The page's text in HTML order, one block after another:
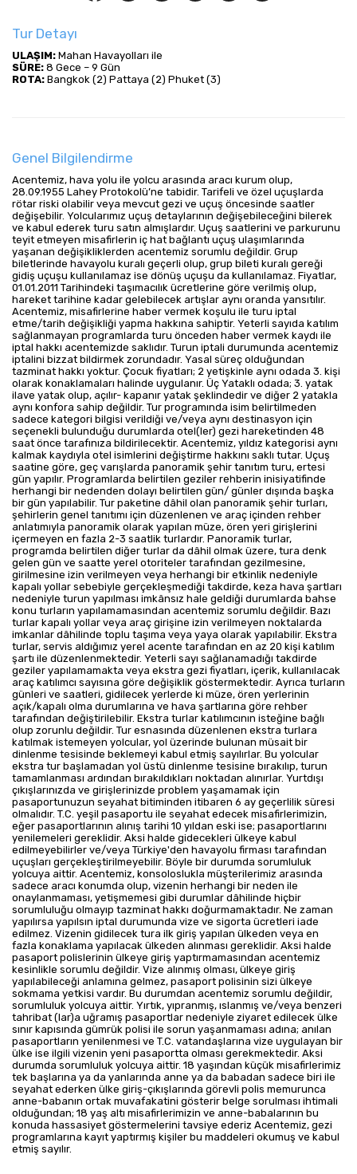
Tur Detayı
ULAŞIM: Mahan Havayolları ile
SÜRE: 8 Gece – 9 Gün
ROTA: Bangkok (2) Pattaya (2) Phuket (3)
Genel Bilgilendirme
Acentemiz, hava yolu ile yolcu arasında aracı kurum olup,
28.09.1955 Lahey Protokolü’ne tabidir. Tarifeli ve özel uçuşlarda
rötar riski olabilir veya mevcut gezi ve uçuş öncesinde saatler
değişebilir. Yolcularımız uçuş detaylarının değişebileceğini bilerek
ve kabul ederek turu satın almışlardır. Uçuş saatlerini ve parkurunu
teyit etmeyen misafirlerin iç hat bağlantı uçuş ulaşımlarında
yaşanan değişikliklerden acentemiz sorumlu değildir. Grup
biletlerinde havayolu kuralı geçerli olup, grup bileti kuralı gereği
gidiş uçuşu kullanılamaz ise dönüş uçuşu da kullanılamaz. Fiyatlar,
01.01.2011 Tarihindeki taşımacılık ücretlerine göre verilmiş olup,
hareket tarihine kadar gelebilecek artışlar aynı oranda yansıtılır.
Acentemiz, misafirlerine haber vermek koşulu ile turu iptal
etme/tarih değişikliği yapma hakkına sahiptir. Yeterli sayıda katılım
sağlanmayan programlarda turu önceden haber vermek kaydı ile
iptal hakkı acentemizde saklıdır. Turun iptali durumunda acentemiz
iptalini bizzat bildirmek zorundadır. Yasal süreç olduğundan
tazminat hakkı yoktur. Çocuk fiyatları; 2 yetişkinle aynı odada 3. kişi
olarak konaklamaları halinde uygulanır. Üç Yataklı odada; 3. yatak
ilave yatak olup, açılır- kapanır yatak şeklindedir ve diğer 2 yatakla
aynı konfora sahip değildir. Tur programında isim belirtilmeden
sadece kategori bilgisi verildiği ve/veya aynı destinasyon için
seçenekli bulunduğu durumlarda otel(ler) gezi hareketinden 48
saat önce tarafınıza bildirilecektir. Acentemiz, yıldız kategorisi aynı
kalmak kaydıyla otel isimlerini değiştirme hakkını saklı tutar. Uçuş
saatine göre, geç varışlarda panoramik şehir tanıtım turu, ertesi
gün yapılır. Programlarda belirtilen geziler rehberin inisiyatifinde
herhangi bir nedenden dolayı belirtilen gün/ günler dışında başka
bir gün yapılabilir. Tur paketine dâhil olan panoramik şehir turları,
şehirlerin genel tanıtımı için düzenlenen ve araç içinden rehber
anlatımıyla panoramik olarak yapılan müze, ören yeri girişlerini
içermeyen en fazla 2-3 saatlik turlardır. Panoramik turlar,
programda belirtilen diğer turlar da dâhil olmak üzere, tura denk
gelen gün ve saatte yerel otoriteler tarafından gezilmesine,
girilmesine izin verilmeyen veya herhangi bir etkinlik nedeniyle
kapalı yollar sebebiyle gerçekleşmediği takdirde, keza hava şartları
nedeniyle turun yapılması imkânsız hale geldiği durumlarda bahse
konu turların yapılamamasından acentemiz sorumlu değildir. Bazı
turlar kapalı yollar veya araç girişine izin verilmeyen noktalarda
imkanlar dâhilinde toplu taşıma veya yaya olarak yapılabilir. Ekstra
turlar, servis aldığımız yerel acente tarafından en az 20 kişi katılım
şartı ile düzenlenmektedir. Yeterli sayı sağlanamadığı takdirde
geziler yapılamamakta veya ekstra gezi fiyatları, içerik, kullanılacak
araç katılımcı sayısına göre değişiklik göstermektedir. Ayrıca turların
günleri ve saatleri, gidilecek yerlerde ki müze, ören yerlerinin
açık/kapalı olma durumlarına ve hava şartlarına göre rehber
tarafından değiştirilebilir. Ekstra turlar katılımcının isteğine bağlı
olup zorunlu değildir. Tur esnasında düzenlenen ekstra turlara
katılmak istemeyen yolcular, yol üzerinde bulunan müsait bir
dinlenme tesisinde beklemeyi kabul etmiş sayılırlar. Bu yolcular
ekstra tur başlamadan yol üstü dinlenme tesisine bırakılıp, turun
tamamlanması ardından bırakıldıkları noktadan alınırlar. Yurtdışı
çıkışlarınızda ve girişlerinizde problem yaşamamak için
pasaportunuzun seyahat bitiminden itibaren 6 ay geçerlilik süresi
olmalıdır. T.C. yeşil pasaportu ile seyahat edecek misafirlerimizin,
eğer pasaportlarının alınış tarihi 10 yıldan eski ise; pasaportlarını
yenilemeleri gereklidir. Aksi halde gidecekleri ülkeye kabul
edilmeyebilirler ve/veya Türkiye'den havayolu firması tarafından
uçuşları gerçekleştirilmeyebilir. Böyle bir durumda sorumluluk
yolcuya aittir. Acentemiz, konsoloslukla müşterilerimiz arasında
sadece aracı konumda olup, vizenin herhangi bir neden ile
onaylanmaması, yetişmemesi gibi durumlar dâhilinde hiçbir
sorumluluğu olmayıp tazminat hakkı doğurmamaktadır. Ne zaman
yapılırsa yapılsın iptal durumunda vize ve sigorta ücretleri iade
edilmez. Vizenin gidilecek tura ilk giriş yapılan ülkeden veya en
fazla konaklama yapılacak ülkeden alınması gereklidir. Aksi halde
pasaport polislerinin ülkeye giriş yaptırmamasından acentemiz
kesinlikle sorumlu değildir. Vize alınmış olması, ülkeye giriş
yapılabileceği anlamına gelmez, pasaport polisinin sizi ülkeye
sokmama yetkisi vardır. Bu durumdan acentemiz sorumlu değildir,
sorumluluk yolcuya aittir. Yırtık, yıpranmış, ıslanmış ve/veya benzeri
tahribat (lar)a uğramış pasaportlar nedeniyle ziyaret edilecek ülke
sınır kapısında gümrük polisi ile sorun yaşanmaması adına; anılan
pasaportların yenilenmesi ve T.C. vatandaşlarına vize uygulayan bir
ülke ise ilgili vizenin yeni pasaportta olması gerekmektedir. Aksi
durumda sorumluluk yolcuya aittir. 18 yaşından küçük misafirlerimiz
tek başlarına ya da yanlarında anne ya da babadan sadece biri ile
seyahat ederken ülke giriş-çıkışlarında görevli polis memurunca
anne-babanın ortak muvafakatini gösterir belge sorulması ihtimali
olduğundan; 18 yaş altı misafirlerimizin ve anne-babalarının bu
konuda hassasiyet göstermelerini tavsiye ederiz Acentemiz, gezi
programlarına kayıt yaptırmış kişiler bu maddeleri okumuş ve kabul
etmiş sayılır.